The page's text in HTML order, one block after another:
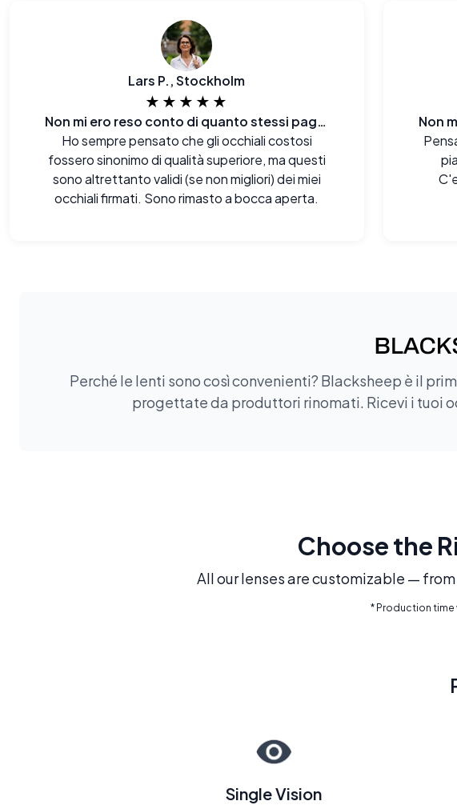
Lars P., Stockholm
★★★★★
Non mi ero reso conto di quanto stessi pagando in più prima.
Ho sempre pensato che gli occhiali costosi
fossero sinonimo di qualità superiore, ma questi
sono altrettanto validi (se non migliori) dei miei
occhiali firmati. Sono rimasto a bocca aperta.
Perché le lenti sono così convenienti? Blacksheep è il
progettate da produttori rinomati. Ricevi i tuoi
Choose the
All our lenses are customizable —
* Production time
Single Vision